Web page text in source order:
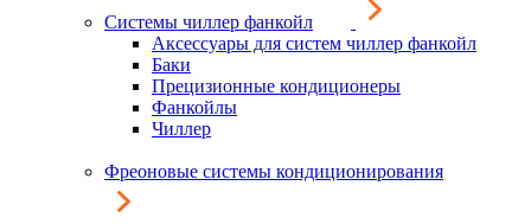
Системы чиллер фанкойл
Аксессуары для систем чиллер фанкойл
Баки
Прецизионные кондиционеры
Фанкойлы
Чиллер
Фреоновые системы кондиционирования